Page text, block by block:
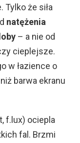
że siła
natężenia
– a nie od
cieplejsze.
w łazience o
barwa ekranu
f.lux) ociepla
fal. Brzmi